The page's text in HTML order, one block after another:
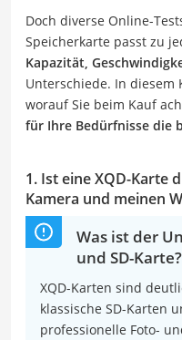
Doch diverse Online-
Speicherkarte passt zu
Kapazität,
Unterschiede. In diesem
worauf Sie beim Kauf
für Ihre Bedürfnisse die
1. Ist eine XQD-Karte
Kamera und meinen
Was ist der
und SD-Karte?
XQD-Karten sind
klassische SD-Karten
professionelle Foto-